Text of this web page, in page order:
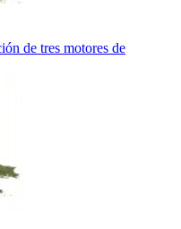
de tres motores de